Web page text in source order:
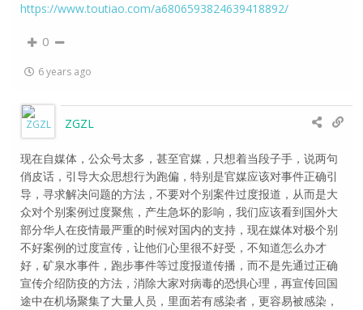
https://www.toutiao.com/a6806593824639418892/
0
6 years ago
ZGZL
现在自媒体，公众号太多，甚至官媒，只想着当段子手，说两句
俏皮话，引导大众思想行为跑偏，特别是官媒应该对事件正确引
导，寻求解决问题的方法，不要对个别案件过度报道，从而是大
众对个别案例过度聚焦，产生急坏的影响，我们应该看到国外大
部分华人在疫情最严重的时候对国内的支持，现在媒体对极个别
不好案例的过度宣传，让他们心里很不好受，不知道怎么办才
好，矿泉水事件，跑步事件等过度报道传播，而不是先通过正确
宣传介绍防疫的方法，消除大家对病毒的恐惧心理，再宣传回国
途中在机场聚集了大量人员，里面若有感染者，更容易被感染，